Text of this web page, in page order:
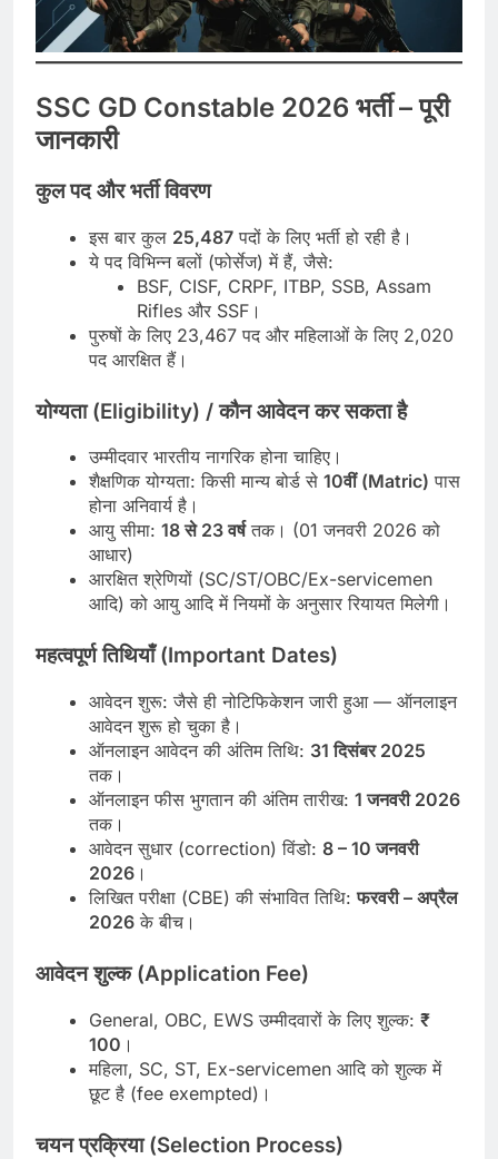
SSC GD Constable 2026 भर्ती – पूरी
जानकारी
कुल पद और भर्ती विवरण
इस बार कुल 25,487 पदों के लिए भर्ती हो रही है।
ये पद विभिन्न बलों (फोर्सेज) में हैं, जैसे:
BSF, CISF, CRPF, ITBP, SSB, Assam
Rifles और SSF।
पुरुषों के लिए 23,467 पद और महिलाओं के लिए 2,020
पद आरक्षित हैं।
योग्यता (Eligibility) / कौन आवेदन कर सकता है
उम्मीदवार भारतीय नागरिक होना चाहिए।
शैक्षणिक योग्यता: किसी मान्य बोर्ड से 10वीं (Matric) पास
होना अनिवार्य है।
आयु सीमा: 18 से 23 वर्षतक। (01 जनवरी 2026 को
आधार)
आरक्षित श्रेणियों (SC/ST/OBC/Ex-servicemen
आदि) को आयु आदि में नियमों के अनुसार रियायत मिलेगी।
महत्वपूर्ण तिथियाँ (Important Dates)
आवेदन शुरू: जैसे ही नोटिफिकेशन जारी हुआ — ऑनलाइन
आवेदन शुरू हो चुका है।
ऑनलाइन आवेदन की अंतिम तिथि: 31 दिसंबर 2025
तक।
ऑनलाइन फीस भुगतान की अंतिम तारीख: 1 जनवरी 2026
तक।
आवेदन सुधार (correction) विंडो: 8 – 10 जनवरी
2026 ।
लिखित परीक्षा (CBE) की संभावित तिथि:फरवरी – अप्रैल
2026 के बीच।
आवेदन शुल्क (Application Fee)
General, OBC, EWS उम्मीदवारों के लिए शुल्क: ₹
100 ।
महिला, SC, ST, Ex-servicemen आदि को शुल्क में
छूट है (fee exempted)।
चयन प्रक्रिया (Selection Process)